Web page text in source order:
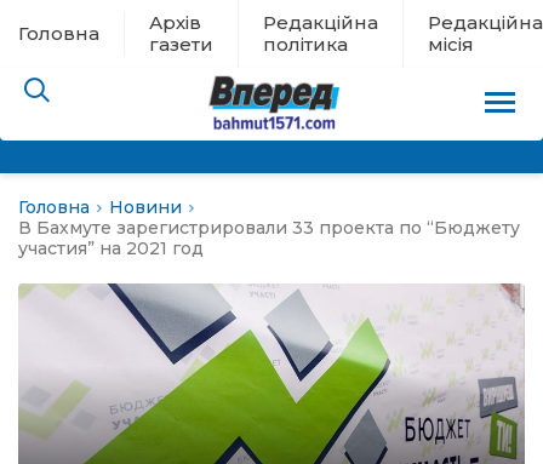
Головна
Архів
газети
Редакційна
політика
Редакційна
місія
евакуації
новини
Головна
Новини
В Бахмуте зарегистрировали 33 проекта по “Бюджету
участия” на 2021 год